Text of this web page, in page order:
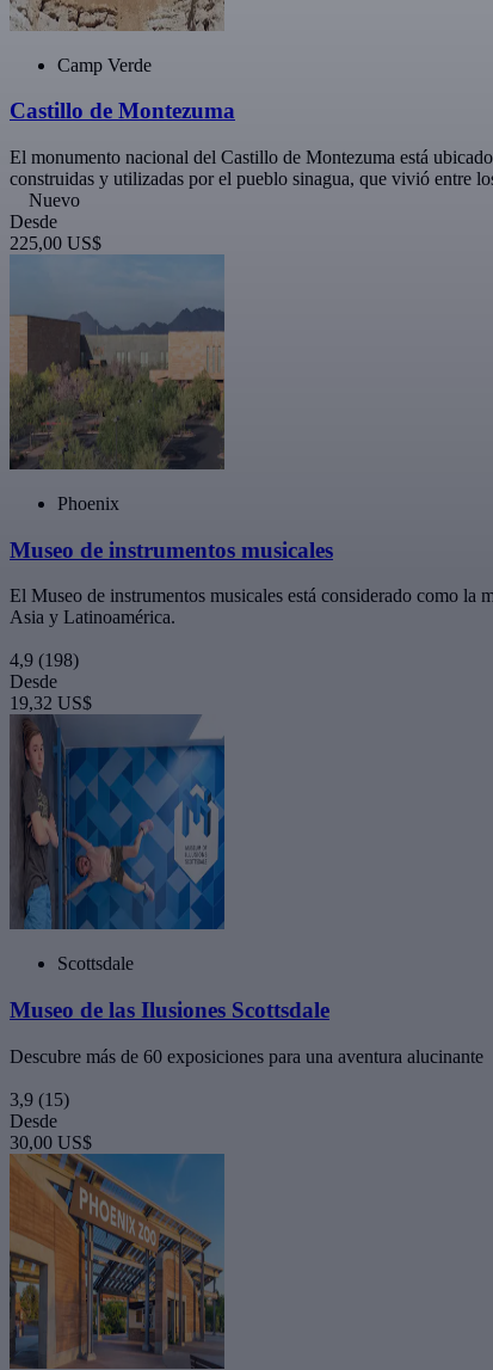
Camp Verde
Castillo de Montezuma
El monumento nacional del Castillo de Montezuma está
construidas y utilizadas por el pueblo sinagua, que vivió entre
Nuevo
Desde
225,00 US$
Phoenix
Museo de instrumentos musicales
El Museo de instrumentos musicales está considerado como
Asia y Latinoamérica.
4,9 (198)
Desde
19,32 US$
Scottsdale
Museo de las Ilusiones Scottsdale
Descubre más de 60 exposiciones para una aventura alucinante
3,9 (15)
Desde
30,00 US$